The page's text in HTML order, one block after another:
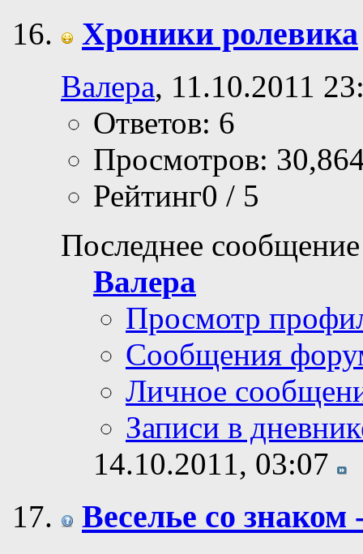
Хроники ролевика
Валера, 11.10.2011
Ответов: 6
Просмотров:
Рейтинг0 / 5
Последнее
Валера
Просмотр
Сообщения
Личное
Записи в
14.10.2011, 03:07
Веселье со знаком